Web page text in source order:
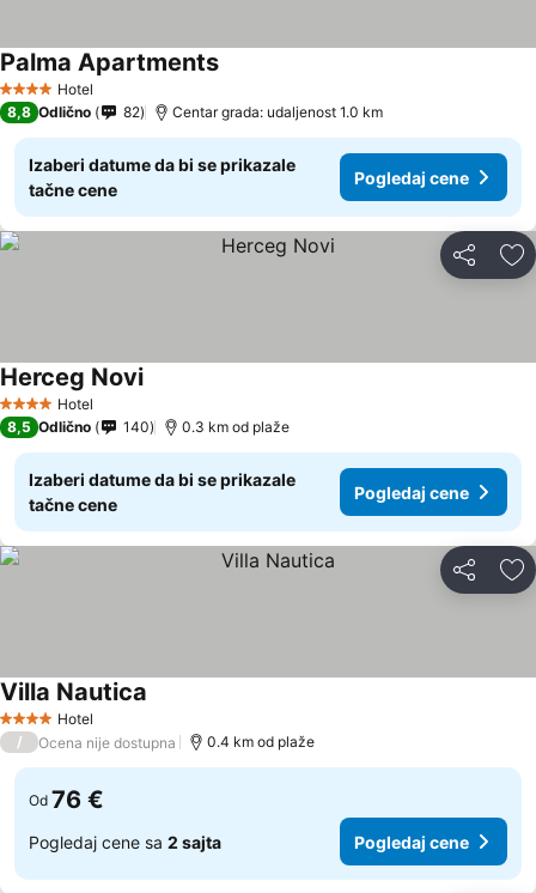
4 ZvezdiceHotel
Palma ApartmentsPogledaj cene
8,8 Odlično 82 Centar grada: udaljenost 1.0 km
Izaberi datume da bi se prikazale
tačne cene
Pogledaj cene
Deli
4 ZvezdiceHotel
Herceg NoviPogledaj cene
8,5 Odlično 140 0.3 km od plaže
Izaberi datume da bi se prikazale
tačne cene
Pogledaj cene
Deli
4 ZvezdiceHotel
Villa Nautica
/ Ocena nije dostupna 0.4 km od plaže
Od 76 €
Pogledaj cene sa 2 sajta Pogledaj cene